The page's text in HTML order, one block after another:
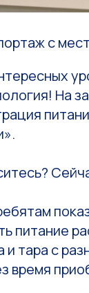
с
На
питание
и тара с
время